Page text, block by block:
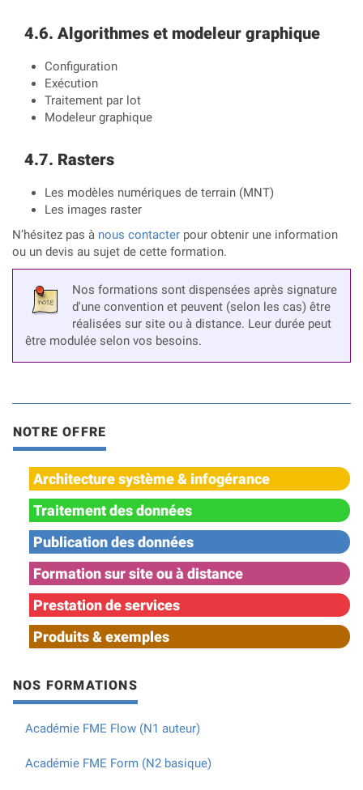
Algorithmes et modeleur graphique
Configuration
Exécution
Traitement par lot
Modeleur graphique
Rasters
Les modèles numériques de terrain (MNT)
Les images raster
N’hésitez pas à nous contacter pour obtenir une information
ou un devis au sujet de cette formation.
Nos formations sont dispensées après signature
d'une convention et peuvent (selon les cas) être
réalisées sur site ou à distance. Leur durée peut
être modulée selon vos besoins.
NOTRE OFFRE
Architecture système & infogérance
Traitement des données
Publication des données
Formation sur site ou à distance
Prestation de services
Produits & exemples
NOS FORMATIONS
Académie FME Flow (N1 auteur)
Académie FME Form (N2 basique)